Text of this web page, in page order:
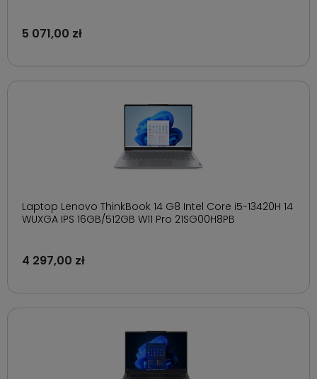
5 071,00 zł
Laptop Lenovo ThinkBook 14 G8 Intel Core i5-13420H 14
WUXGA IPS 16GB/512GB W11 Pro 21SG00H8PB
4 297,00 zł